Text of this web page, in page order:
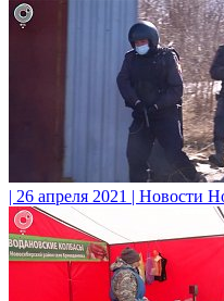
| 26 апреля 2021 | Новости